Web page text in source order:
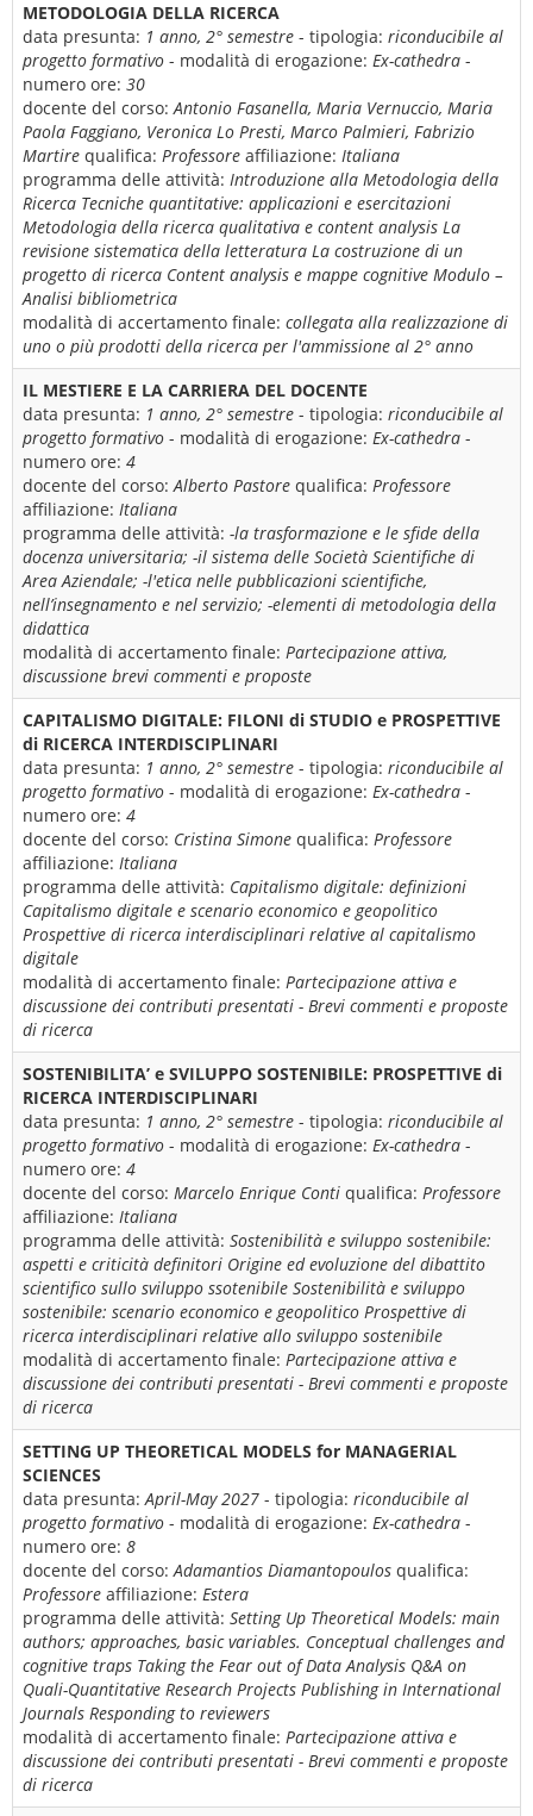
METODOLOGIA DELLA RICERCA
data presunta: 1 anno, 2° semestre - tipologia: riconducibile al
progetto formativo - modalità di erogazione: Ex-cathedra -
numero ore: 30
docente del corso:Antonio Fasanella, Maria Vernuccio, Maria
Paola Faggiano, Veronica Lo Presti, Marco Palmieri, Fabrizio
Martire qualifica: Professore affiliazione: Italiana
programma delle attività: Introduzione alla Metodologia della
Ricerca Tecniche quantitative: applicazioni e esercitazioni
Metodologia della ricerca qualitativa e content analysis La
revisione sistematica della letteratura La costruzione di un
progetto di ricerca Content analysis e mappe cognitive Modulo –
Analisi bibliometrica
modalità di accertamento finale: collegata alla realizzazione di
uno o più prodotti della ricerca per l'ammissione al 2° anno
IL MESTIERE E LA CARRIERA DEL DOCENTE
data presunta: 1 anno, 2° semestre - tipologia: riconducibile al
progetto formativo - modalità di erogazione: Ex-cathedra -
numero ore: 4
docente del corso:Alberto Pastore qualifica: Professore
affiliazione: Italiana
programma delle attività: -la trasformazione e le sfide della
docenza universitaria; -il sistema delle Società Scientifiche di
Area Aziendale; -l'etica nelle pubblicazioni scientifiche,
nell’insegnamento e nel servizio; -elementi di metodologia della
didattica
modalità di accertamento finale: Partecipazione attiva,
discussione brevi commenti e proposte
CAPITALISMO DIGITALE: FILONI di STUDIO e PROSPETTIVE
di RICERCA INTERDISCIPLINARI
data presunta: 1 anno, 2° semestre - tipologia: riconducibile al
progetto formativo - modalità di erogazione: Ex-cathedra -
numero ore: 4
docente del corso: Cristina Simone qualifica: Professore
affiliazione: Italiana
programma delle attività: Capitalismo digitale: definizioni
Capitalismo digitale e scenario economico e geopolitico
Prospettive di ricerca interdisciplinari relative al capitalismo
digitale
modalità di accertamento finale: Partecipazione attiva e
discussione dei contributi presentati - Brevi commenti e proposte
di ricerca
SOSTENIBILITA’ e SVILUPPO SOSTENIBILE: PROSPETTIVE di
RICERCA INTERDISCIPLINARI
data presunta: 1 anno, 2° semestre - tipologia: riconducibile al
progetto formativo - modalità di erogazione: Ex-cathedra -
numero ore: 4
docente del corso: Marcelo Enrique Conti qualifica: Professore
affiliazione: Italiana
programma delle attività: Sostenibilità e sviluppo sostenibile:
aspetti e criticità definitori Origine ed evoluzione del dibattito
scientifico sullo sviluppo ssotenibile Sostenibilità e sviluppo
sostenibile: scenario economico e geopolitico Prospettive di
ricerca interdisciplinari relative allo sviluppo sostenibile
modalità di accertamento finale: Partecipazione attiva e
discussione dei contributi presentati - Brevi commenti e proposte
di ricerca
SETTING UP THEORETICAL MODELS for MANAGERIAL
SCIENCES
data presunta:April-May 2027 - tipologia: riconducibile al
progetto formativo - modalità di erogazione: Ex-cathedra -
numero ore: 8
docente del corso:Adamantios Diamantopoulos qualifica:
Professore affiliazione: Estera
programma delle attività: Setting Up Theoretical Models: main
authors; approaches, basic variables. Conceptual challenges and
cognitive traps Taking the Fear out of Data Analysis Q&A on
Quali-Quantitative Research Projects Publishing in International
Journals Responding to reviewers
modalità di accertamento finale: Partecipazione attiva e
discussione dei contributi presentati - Brevi commenti e proposte
di ricerca